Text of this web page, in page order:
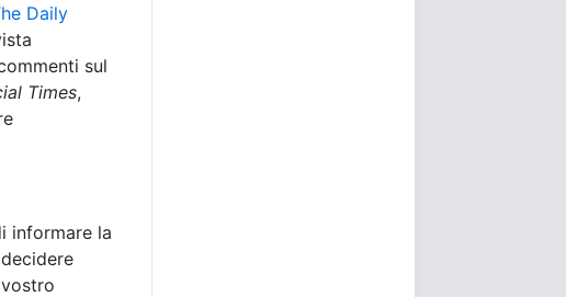
Daily
sul
Times,
informare la